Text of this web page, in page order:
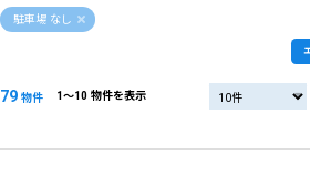
駐車場 なし
79物件 1〜10 物件を表示